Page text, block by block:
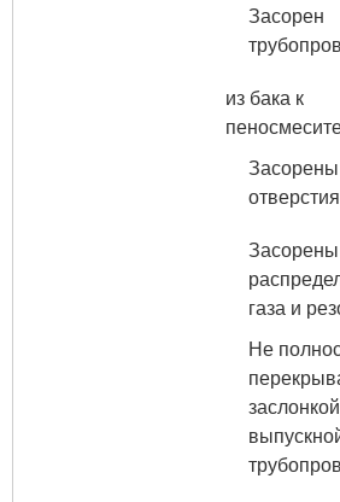
Засорен
из бака к
Засорены
газа и
Не
заслонкой